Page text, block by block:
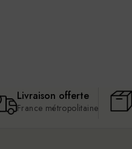
Livraison offerte
France métropolitaine